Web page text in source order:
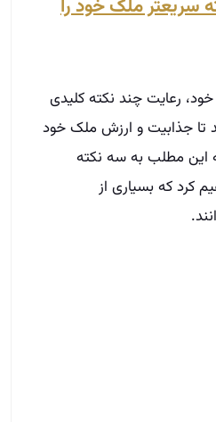
سریع­تر ملک خود را
رعایت چند نکته کلیدی
تا جذابیت و ارزش ملک خود
این مطلب به سه نکته
کرد که بسیاری از